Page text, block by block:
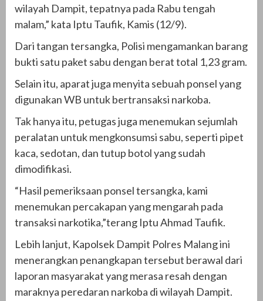
wilayah Dampit, tepatnya pada Rabu tengah
malam,” kata Iptu Taufik, Kamis (12/9).
Dari tangan tersangka, Polisi mengamankan barang
bukti satu paket sabu dengan berat total 1,23 gram.
Selain itu, aparat juga menyita sebuah ponsel yang
digunakan WB untuk bertransaksi narkoba.
Tak hanya itu, petugas juga menemukan sejumlah
peralatan untuk mengkonsumsi sabu, seperti pipet
kaca, sedotan, dan tutup botol yang sudah
dimodifikasi.
“Hasil pemeriksaan ponsel tersangka, kami
menemukan percakapan yang mengarah pada
transaksi narkotika,”terang Iptu Ahmad Taufik.
Lebih lanjut, Kapolsek Dampit Polres Malang ini
menerangkan penangkapan tersebut berawal dari
laporan masyarakat yang merasa resah dengan
maraknya peredaran narkoba di wilayah Dampit.